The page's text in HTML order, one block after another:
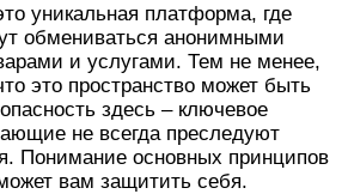
уникальная платформа, где
обмениваться анонимными
и услугами. Тем не менее,
это пространство может быть
здесь – ключевое
не всегда преследуют
Понимание основных принципов
вам защитить себя.